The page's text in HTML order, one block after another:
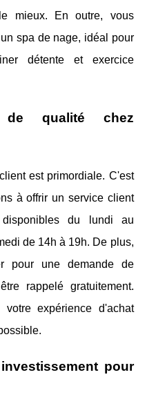
mieux. En outre, vous
spa de nage, idéal pour
détente et exercice
qualité chez
est primordiale. C'est
à offrir un service client
du lundi au
de 14h à 19h. De plus,
pour une demande de
rappelé gratuitement.
expérience d'achat
pour